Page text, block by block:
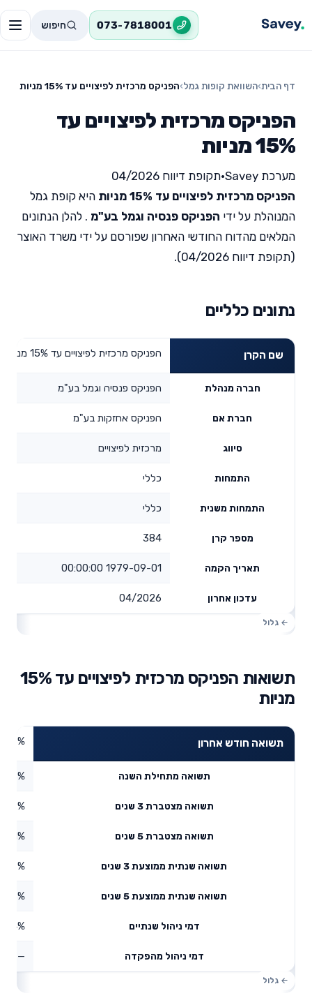
073-7818001 חיפוש
דף הבית›השוואת קופות גמל›הפניקס מרכזית לפיצויים עד 15% מניות
הפניקס מרכזית לפיצויים עד
15% מניות
מערכת Savey •תקופת דיווח 04/2026
הפניקס מרכזית לפיצויים עד 15% מניות
היא קופת גמל
המנוהלת על ידי הפניקס פנסיה וגמל בע"מ . להלן הנתונים
המלאים מהדוח החודשי האחרון שפורסם על ידי משרד האוצר
(תקופת דיווח 04/2026).
נתונים כלליים
שם הקרן הפניקס מרכזית לפיצויים עד 15% מניות
חברה מנהלת הפניקס פנסיה וגמל בע"מ
חברת אם הפניקס אחזקות בע"מ
סיווג מרכזית לפיצויים
התמחות כללי
התמחות משנית כללי
מספר קרן 384
תאריך הקמה 1979-09-01 00:00:00
עדכון אחרון 04/2026
תשואות הפניקס מרכזית לפיצויים עד 15%
מניות
תשואה חודש אחרון
תשואה מתחילת השנה
תשואה מצטברת 3 שנים
תשואה מצטברת 5 שנים 20.1%
תשואה שנתית ממוצעת 3 שנים
תשואה שנתית ממוצעת 5 שנים
דמי ניהול שנתיים
דמי ניהול מהפקדה —